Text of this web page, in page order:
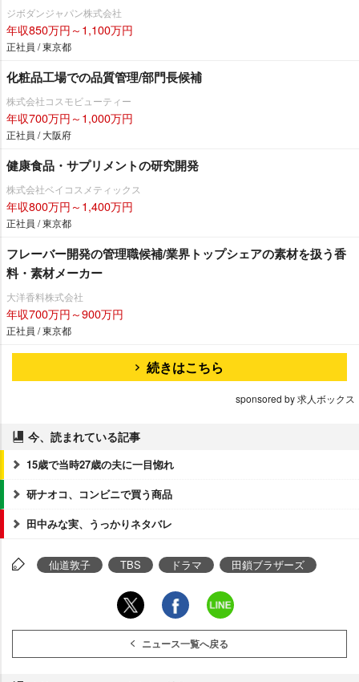
ジボダンジャパン株式会社
年収850万円～1,100万円
正社員 / 東京都
化粧品工場での品質管理/部門長候補
株式会社コスモビューティー
年収700万円～1,000万円
正社員 / 大阪府
健康食品・サプリメントの研究開発
株式会社ベイコスメティックス
年収800万円～1,400万円
正社員 / 東京都
フレーバー開発の管理職候補/業界トップシェアの素材を扱う香
料・素材メーカー
大洋香料株式会社
年収700万円～900万円
正社員 / 東京都
続きはこちら
sponsored by 求人ボックス
今、読まれている記事
15歳で当時27歳の夫に一目惚れ
研ナオコ、コンビニで買う商品
田中みな実、うっかりネタバレ
仙道敦子 TBS ドラマ 田鎖ブラザーズ
ニュース一覧へ戻る